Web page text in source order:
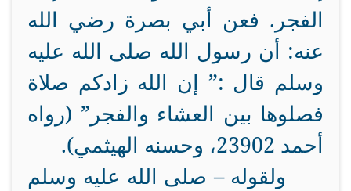
الفجر. فعن أبي بصرة رضي الله
عنه: أن رسول الله صلى الله عليه
وسلم قال :” إن الله زادكم صلاة
فصلوها بين العشاء والفجر” (رواه
أحمد 23902، وحسنه الهيثمي).
ولقوله – صلى الله عليه وسلم